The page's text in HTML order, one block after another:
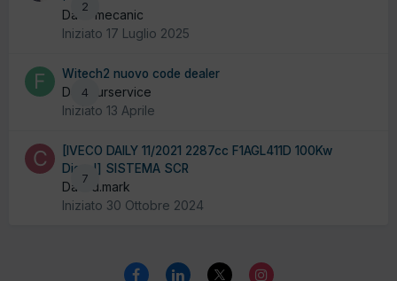
2
Da El mecanic
Iniziato 17 Luglio 2025
4
Witech2 nuovo code dealer
Da futurservice
Iniziato 13 Aprile
7
[IVECO DAILY 11/2021 2287cc F1AGL411D 100Kw
Diesel] SISTEMA SCR
Da c.d.mark
Iniziato 30 Ottobre 2024